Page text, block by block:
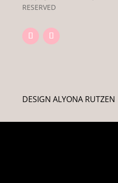
RESERVED
DESIGN ALYONA RUTZEN